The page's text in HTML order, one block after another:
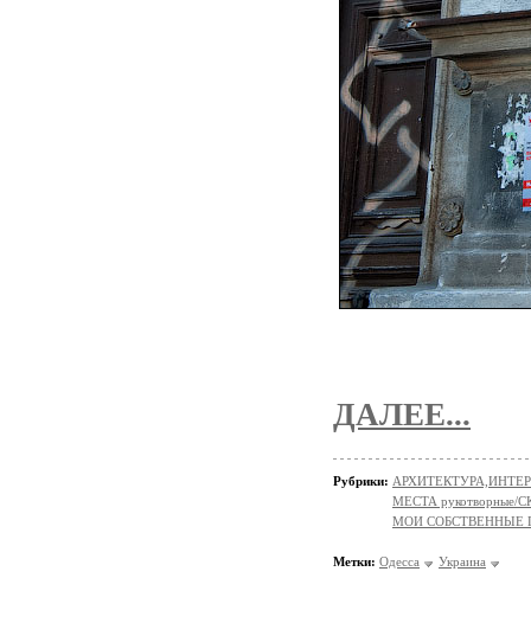
ДАЛЕЕ...
Рубрики:
МЕСТА
МОИ СОБСТВЕННЫЕ
Метки: Одесса Украина